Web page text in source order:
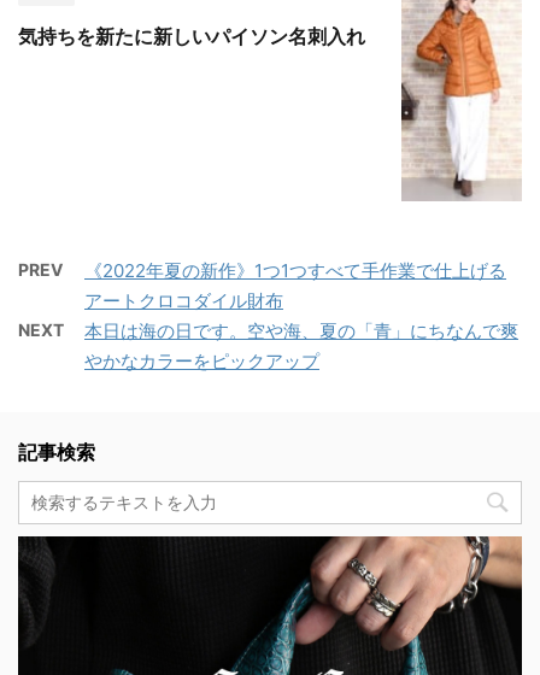
気持ちを新たに新しいパイソン名刺入れ
PREV
《2022年夏の新作》1つ1つすべて手作業で仕上げる
アートクロコダイル財布
NEXT
本日は海の日です。空や海、夏の「青」にちなんで爽
やかなカラーをピックアップ
記事検索